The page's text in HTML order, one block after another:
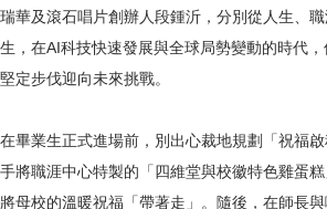
瑞華及滾石唱片創辦人段鍾沂，分別從人生、
生，在AI科技快速發展與全球局勢變動的時代
堅定步伐迎向未來挑戰。
在畢業生正式進場前，別出心裁地規劃「祝福
手將職涯中心特製的「四維堂與校徽特色雞蛋
將母校的溫暖祝福「帶著走」。隨後，在師長